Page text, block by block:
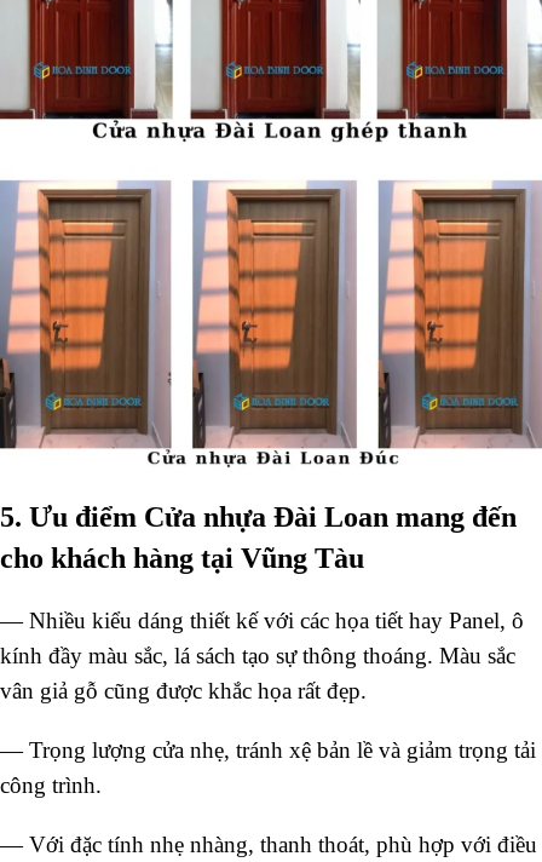
5. Ưu điểm Cửa nhựa Đài Loan mang đến
cho khách hàng tại Vũng Tàu
— Nhiều kiểu dáng thiết kế với các họa tiết hay Panel, ô
kính đầy màu sắc, lá sách tạo sự thông thoáng. Màu sắc
vân giả gỗ cũng được khắc họa rất đẹp.
— Trọng lượng cửa nhẹ, tránh xệ bản lề và giảm trọng tải
công trình.
— Với đặc tính nhẹ nhàng, thanh thoát, phù hợp với điều